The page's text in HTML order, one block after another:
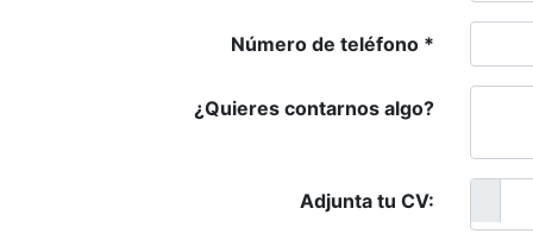
Número de teléfono
¿Quieres contarnos algo?
Adjunta tu CV: